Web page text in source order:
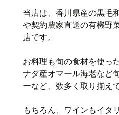
当店は、香川県産の黒毛
や契約農家直送の有機野
店です。
お料理も旬の食材を使っ
ナダ産オマール海老など
ーなど、数多く取り揃え
もちろん、ワインもイタ